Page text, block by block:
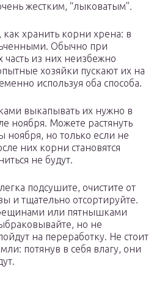
жестким, “лыковатым”.
как хранить корни хрена: в
Обычно при
из них неизбежно
хозяйки пускают их на
используя оба способа.
выкапывать их нужно в
ноября. Можете растянуть
ноября, но только если не
них корни становятся
не будут.
подсушите, очистите от
и тщательно отсортируйте.
или пятнышками
но не
на переработку. Не стоит
потянув в себя влагу, они